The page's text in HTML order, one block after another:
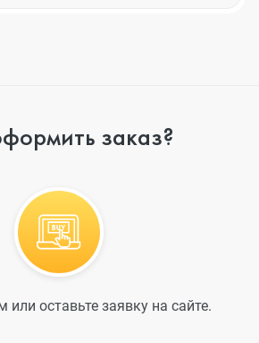
заказ?
или оставьте заявку на сайте.